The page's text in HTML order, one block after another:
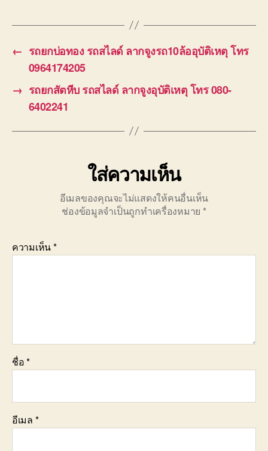
← รถยกบ่อทอง รถสไลด์ ลากจูงรถ10ล้ออุบัติเหตุ โทร
0964174205
→ รถยกสัตหีบ รถสไลด์ ลากจูงอุบัติเหตุ โทร 080-
6402241
ใส่ความเห็น
อีเมลของคุณจะไม่แสดงให้คนอื่นเห็น
ช่องข้อมูลจำเป็นถูกทำเครื่องหมาย *
ความเห็น*
ชื่อ*
อีเมล *